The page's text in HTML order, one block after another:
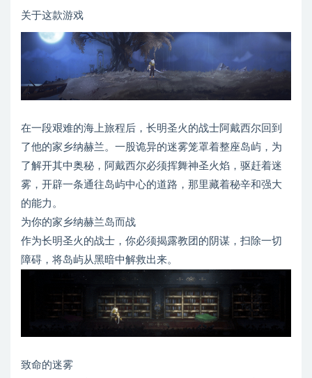
关于这款游戏
在一段艰难的海上旅程后，长明圣火的战士阿戴西尔回到
了他的家乡纳赫兰。一股诡异的迷雾笼罩着整座岛屿，为
了解开其中奥秘，阿戴西尔必须挥舞神圣火焰，驱赶着迷
雾，开辟一条通往岛屿中心的道路，那里藏着秘辛和强大
的能力。
为你的家乡纳赫兰岛而战
作为长明圣火的战士，你必须揭露教团的阴谋，扫除一切
障碍，将岛屿从黑暗中解救出来。
致命的迷雾